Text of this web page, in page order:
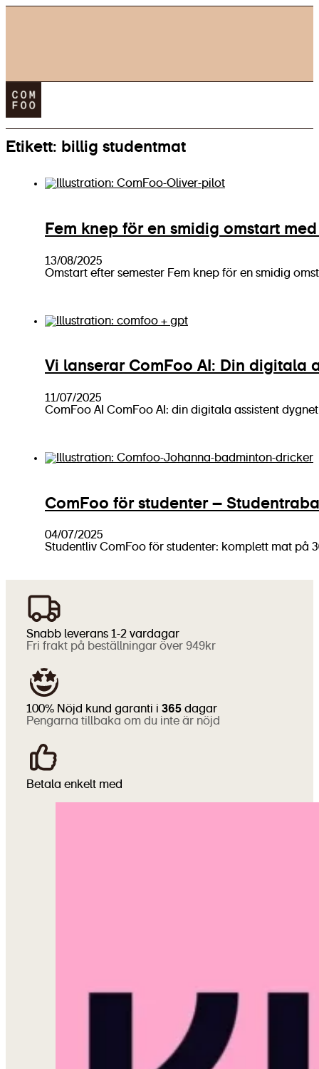
Blogg
0,00kr
Etikett: billig studentmat
Fem knep för en smidig omstart
13/08/2025
Omstart efter semester Fem knep för en smidig
Vi lanserar ComFoo AI: Din digitala
11/07/2025
ComFoo AI ComFoo AI: din digitala assistent
ComFoo för studenter –
04/07/2025
Studentliv ComFoo för studenter: komplett mat på
Snabb leverans 1-2 vardagar
Fri frakt på beställningar över 949kr
100% Nöjd kund garanti i 365 dagar
Pengarna tillbaka om du inte är nöjd
Betala enkelt med